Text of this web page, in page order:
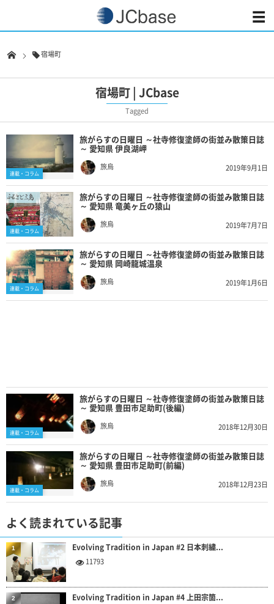
宿場町
宿場町 | JCbase
Tagged
連載・コラム
旅がらすの日曜日 ～社寺修復塗師の街並み散策日誌
～ 愛知県 伊良湖岬
旅烏 2019年9月1日
連載・コラム
旅がらすの日曜日 ～社寺修復塗師の街並み散策日誌
～ 愛知県 竜美ヶ丘の猿山
旅烏 2019年7月7日
連載・コラム
旅がらすの日曜日 ～社寺修復塗師の街並み散策日誌
～ 愛知県 岡崎龍城温泉
旅烏 2019年1月6日
連載・コラム
旅がらすの日曜日 ～社寺修復塗師の街並み散策日誌
～ 愛知県 豊田市足助町(後編)
旅烏 2018年12月30日
連載・コラム
旅がらすの日曜日 ～社寺修復塗師の街並み散策日誌
～ 愛知県 豊田市足助町(前編)
旅烏 2018年12月23日
よく読まれている記事
Evolving Tradition in Japan #2 日本刺繍...
11793
1
Evolving Tradition in Japan #4 上田宗箇...
2